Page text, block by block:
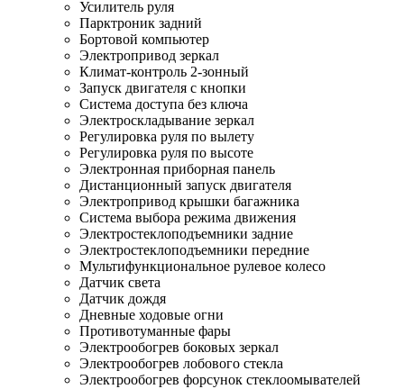
Усилитель руля
Парктроник задний
Бортовой компьютер
Электропривод зеркал
Климат-контроль 2-зонный
Запуск двигателя с кнопки
Система доступа без ключа
Электроскладывание зеркал
Регулировка руля по вылету
Регулировка руля по высоте
Электронная приборная панель
Дистанционный запуск двигателя
Электропривод крышки багажника
Система выбора режима движения
Электростеклоподъемники задние
Электростеклоподъемники передние
Мультифункциональное рулевое колесо
Датчик света
Датчик дождя
Дневные ходовые огни
Противотуманные фары
Электрообогрев боковых зеркал
Электрообогрев лобового стекла
Электрообогрев форсунок стеклоомывателей